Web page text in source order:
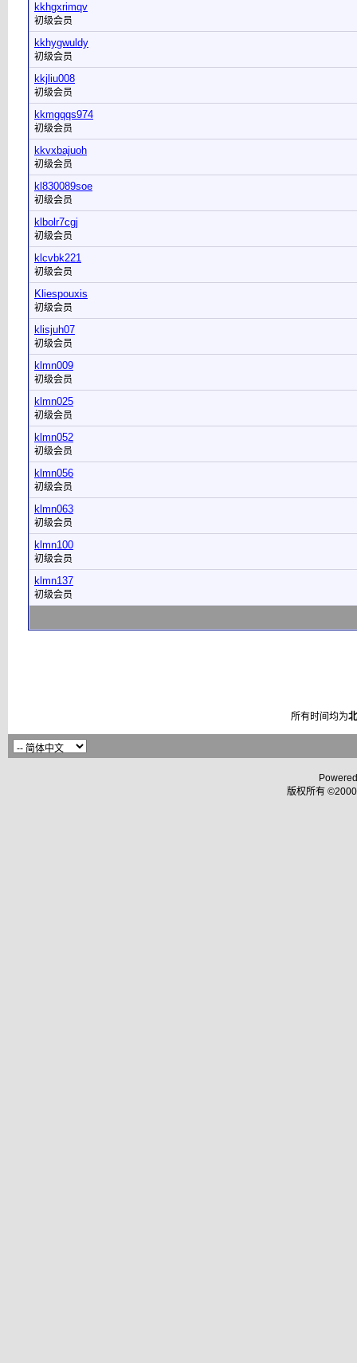
kkhgxrimqv
初级会员
kkhygwuldy
初级会员
kkjliu008
初级会员
kkmgqqs974
初级会员
kkvxbajuoh
初级会员
kl830089soe
初级会员
klbolr7cgj
初级会员
klcvbk221
初级会员
Kliespouxis
初级会员
klisjuh07
初级会员
klmn009
初级会员
klmn025
初级会员
klmn052
初级会员
klmn056
初级会员
klmn063
初级会员
klmn100
初级会员
klmn137
初级会员
所有时间均为
版权所有